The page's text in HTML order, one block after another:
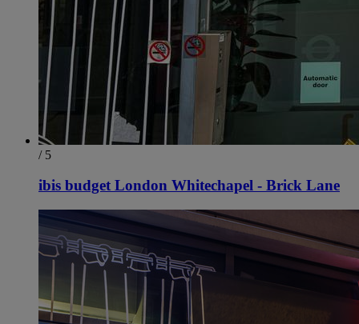
/ 5
ibis budget London Whitechapel - Brick Lane